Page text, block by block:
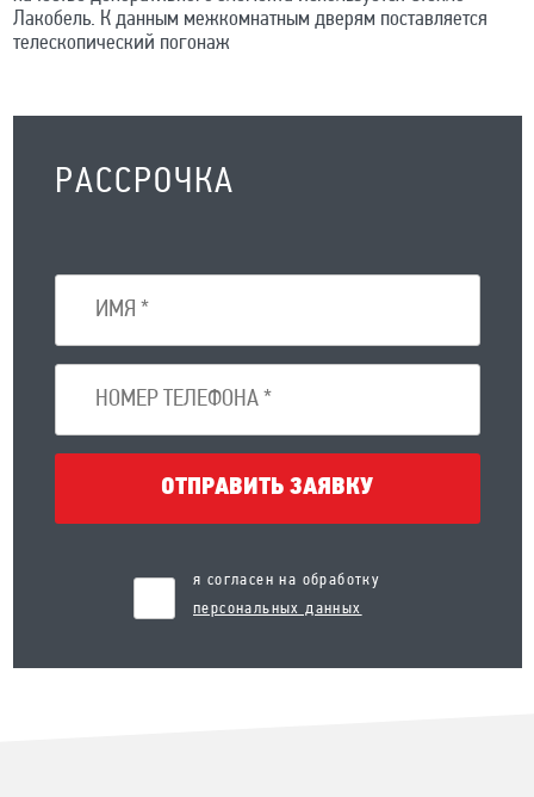
Лакобель. К данным межкомнатным дверям поставляется
телескопический погонаж
РАССРОЧКА
ОТПРАВИТЬ ЗАЯВКУ
я согласен на обработку
персональных данных